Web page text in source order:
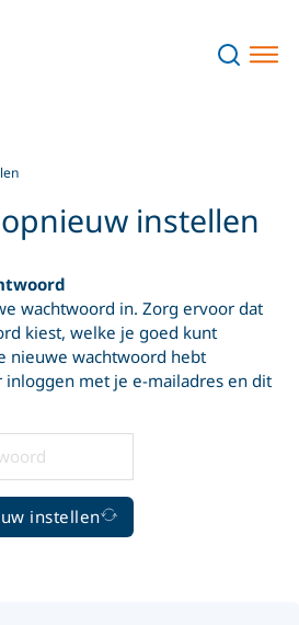
instellen
wachtwoord in. Zorg ervoor dat
kiest, welke je goed kunt
nieuwe wachtwoord hebt
met je e-mailadres en dit
instellen